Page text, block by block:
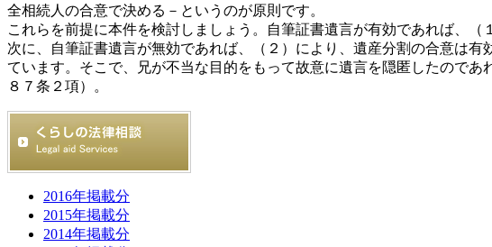
全相続人の合意で決める－というのが原則です。
これらを前提に本件を検討しましょう。自筆証書遺言が有効であれば、（
次に、自筆証書遺言が無効であれば、（２）により、遺産分割の合意は
ています。そこで、兄が不当な目的をもって故意に遺言を隠匿したので
８７条２項）。
2016年掲載分
2015年掲載分
2014年掲載分